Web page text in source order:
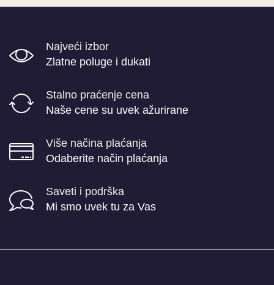
Najveći izbor
Zlatne poluge i dukati
Stalno praćenje cena
Naše cene su uvek ažurirane
Više načina plaćanja
Odaberite način plaćanja
Saveti i podrška
Mi smo uvek tu za Vas